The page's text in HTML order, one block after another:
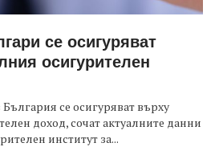
се осигуряват
осигурителен
се осигуряват върху
доход, сочат актуалните данни
институт за...